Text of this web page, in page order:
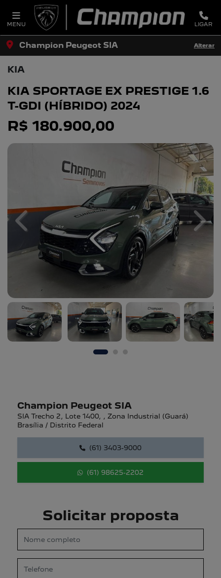
MENU LIGAR
Champion Peugeot SIA Alterar
KIA
KIA SPORTAGE EX PRESTIGE 1.6
T-GDI (HÍBRIDO) 2024
R$ 180.900,00
Previous Next
Champion Peugeot SIA
SIA Trecho 2, Lote 1400, , Zona Industrial (Guará)
Brasília / Distrito Federal
(61) 3403-9000
(61) 98625-2202
Solicitar proposta